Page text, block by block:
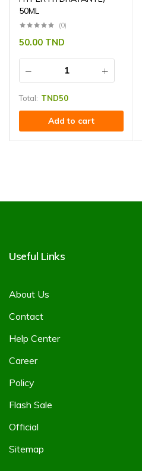
50ML
(0)
50.00 TND
Total: TND50
Add to cart
Useful Links
About Us
Contact
Help Center
Career
Policy
Flash Sale
Official
Sitemap